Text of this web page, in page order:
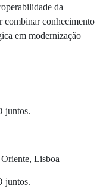
da
combinar conhecimento
em modernização
juntos.
Lisboa
juntos.